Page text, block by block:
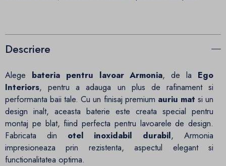
Descriere
Alege bateria pentru lavoar Armonia, de la Ego
Interiors, pentru a adauga un plus de rafinament si
performanta baii tale. Cu un finisaj premium auriu mat si un
design inalt, aceasta baterie este creata special pentru
montaj pe blat, fiind perfecta pentru lavoarele de design.
Fabricata din otel inoxidabil durabil, Armonia
impresioneaza prin rezistenta, aspectul elegant si
functionalitatea optima.